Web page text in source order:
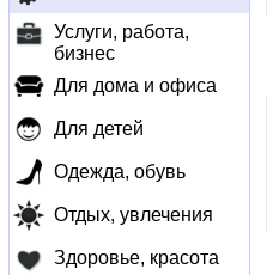
Услуги, работа,
бизнес
Для дома и офиса
Для детей
Одежда, обувь
Отдых, увлечения
Здоровье, красота